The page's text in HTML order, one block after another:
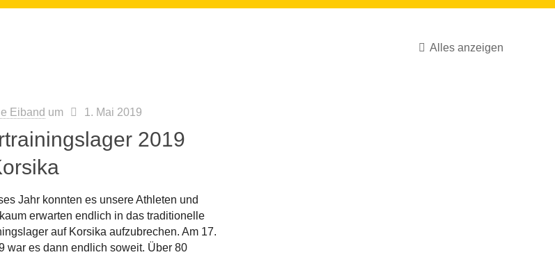
Alles anzeigen
Eiband um 1. Mai 2019
2019
Jahr konnten es unsere Athleten und
erwarten endlich in das traditionelle
auf Korsika aufzubrechen. Am 17.
war es dann endlich soweit. Über 80